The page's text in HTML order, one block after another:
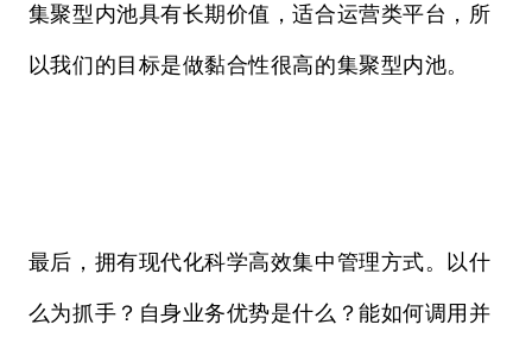
集聚型内池具有长期价值，适合运营类平台，所
以我们的目标是做黏合性很高的集聚型内池。
最后，拥有现代化科学高效集中管理方式。以什
么为抓手？自身业务优势是什么？能如何调用并